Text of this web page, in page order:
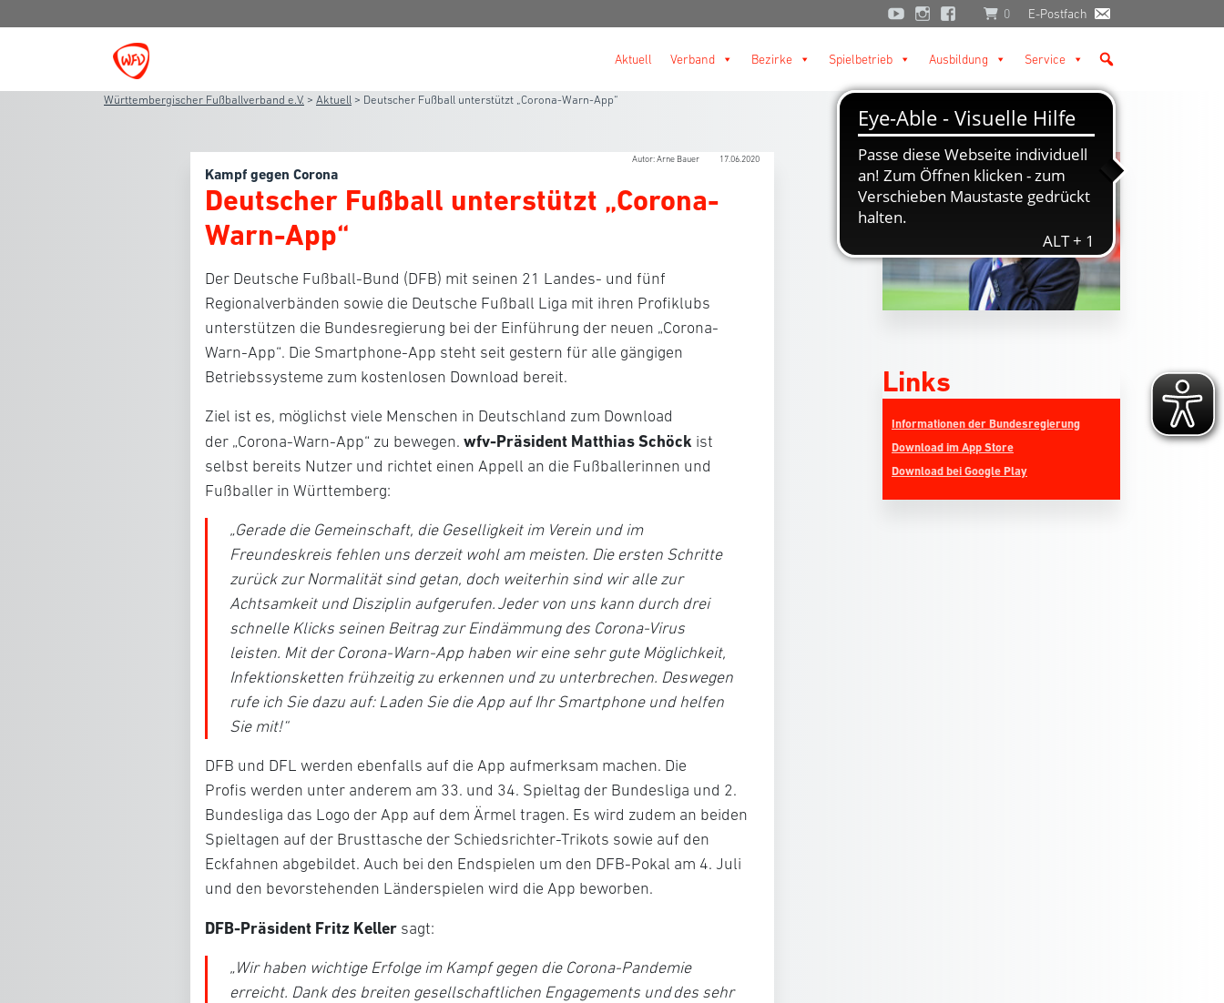
0 E-Postfach
Aktuell Verband Bezirke Spielbetrieb Ausbildung Service
Württembergischer Fußballverband e.V. > Aktuell > Deutscher Fußball unterstützt „Corona-Warn-App“
Autor: Arne Bauer 17.06.2020
Kampf gegen Corona
Deutscher Fußball unterstützt „Corona-
Warn-App“
Der Deutsche Fußball-Bund (DFB) mit seinen 21 Landes- und fünf
Regionalverbänden sowie die Deutsche Fußball Liga mit ihren Profiklubs
unterstützen die Bundesregierung bei der Einführung der neuen „Corona-
Warn-App“. Die Smartphone-App steht seit gestern für alle gängigen
Betriebssysteme zum kostenlosen Download bereit.
Ziel ist es, möglichst viele Menschen in Deutschland zum Download
der „Corona-Warn-App“ zu bewegen. wfv-Präsident Matthias Schöck ist
selbst bereits Nutzer und richtet einen Appell an die Fußballerinnen und
Fußballer in Württemberg:
„Gerade die Gemeinschaft, die Geselligkeit im Verein und im
Freundeskreis fehlen uns derzeit wohl am meisten. Die ersten Schritte
zurück zur Normalität sind getan, doch weiterhin sind wir alle zur
Achtsamkeit und Disziplin aufgerufen. Jeder von uns kann durch drei
schnelle Klicks seinen Beitrag zur Eindämmung des Corona-Virus
leisten. Mit der Corona-Warn-App haben wir eine sehr gute Möglichkeit,
Infektionsketten frühzeitig zu erkennen und zu unterbrechen. Deswegen
rufe ich Sie dazu auf: Laden Sie die App auf Ihr Smartphone und helfen
Sie mit!“
DFB und DFL werden ebenfalls auf die App aufmerksam machen. Die
Profis werden unter anderem am 33. und 34. Spieltag der Bundesliga und 2.
Bundesliga das Logo der App auf dem Ärmel tragen. Es wird zudem an beiden
Spieltagen auf der Brusttasche der Schiedsrichter-Trikots sowie auf den
Eckfahnen abgebildet. Auch bei den Endspielen um den DFB-Pokal am 4. Juli
und den bevorstehenden Länderspielen wird die App beworben.
DFB-Präsident Fritz Keller sagt:
„Wir haben wichtige Erfolge im Kampf gegen die Corona-Pandemie
erreicht. Dank des breiten gesellschaftlichen Engagements und des sehr
Links
Informationen der Bundesregierung
Download im App Store
Download bei Google Play